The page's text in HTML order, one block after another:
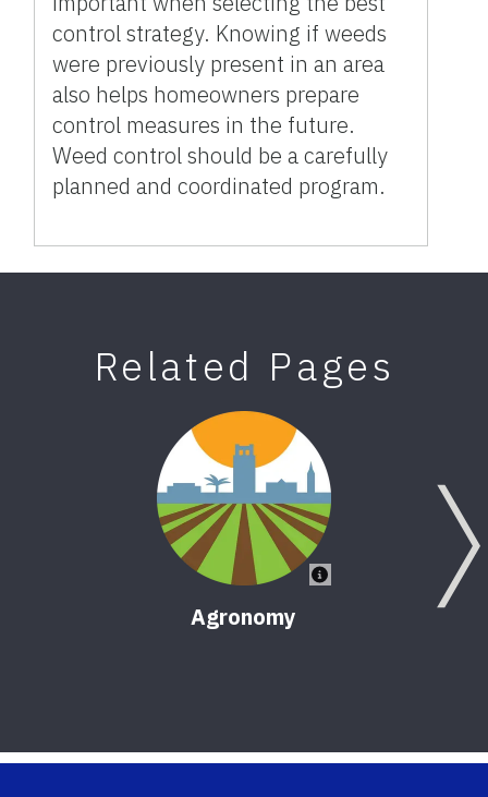
control strategy. Knowing if weeds
were previously present in an area
also helps homeowners prepare
control measures in the future.
Weed control should be a carefully
planned and coordinated program.
Related Pages
Agronomy